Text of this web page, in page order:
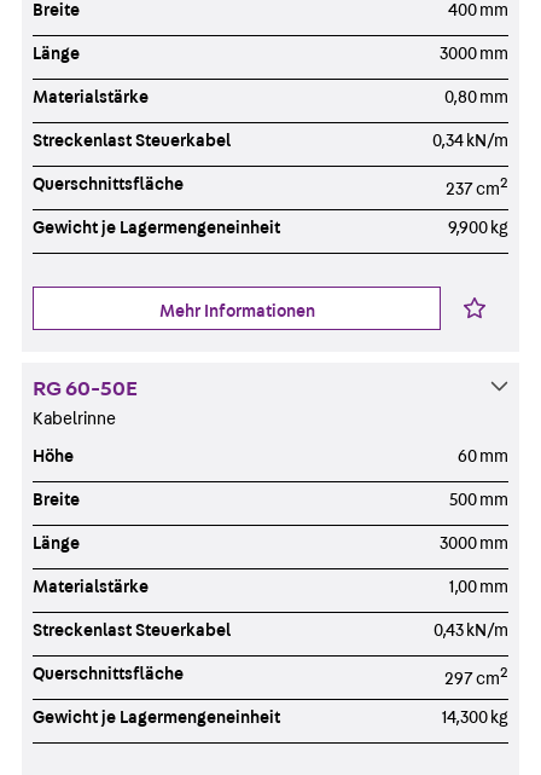
Breite 400 mm
Länge 3000 mm
Materialstärke 0,80 mm
Streckenlast Steuerkabel 0,34 kN/m
Querschnittsfläche 237 cm2
Gewicht je Lagermengeneinheit 9,900 kg
Mehr Informationen
RG 60-50E
Kabelrinne
Höhe 60 mm
Breite 500 mm
Länge 3000 mm
Materialstärke 1,00 mm
Streckenlast Steuerkabel 0,43 kN/m
Querschnittsfläche 297 cm2
Gewicht je Lagermengeneinheit 14,300 kg